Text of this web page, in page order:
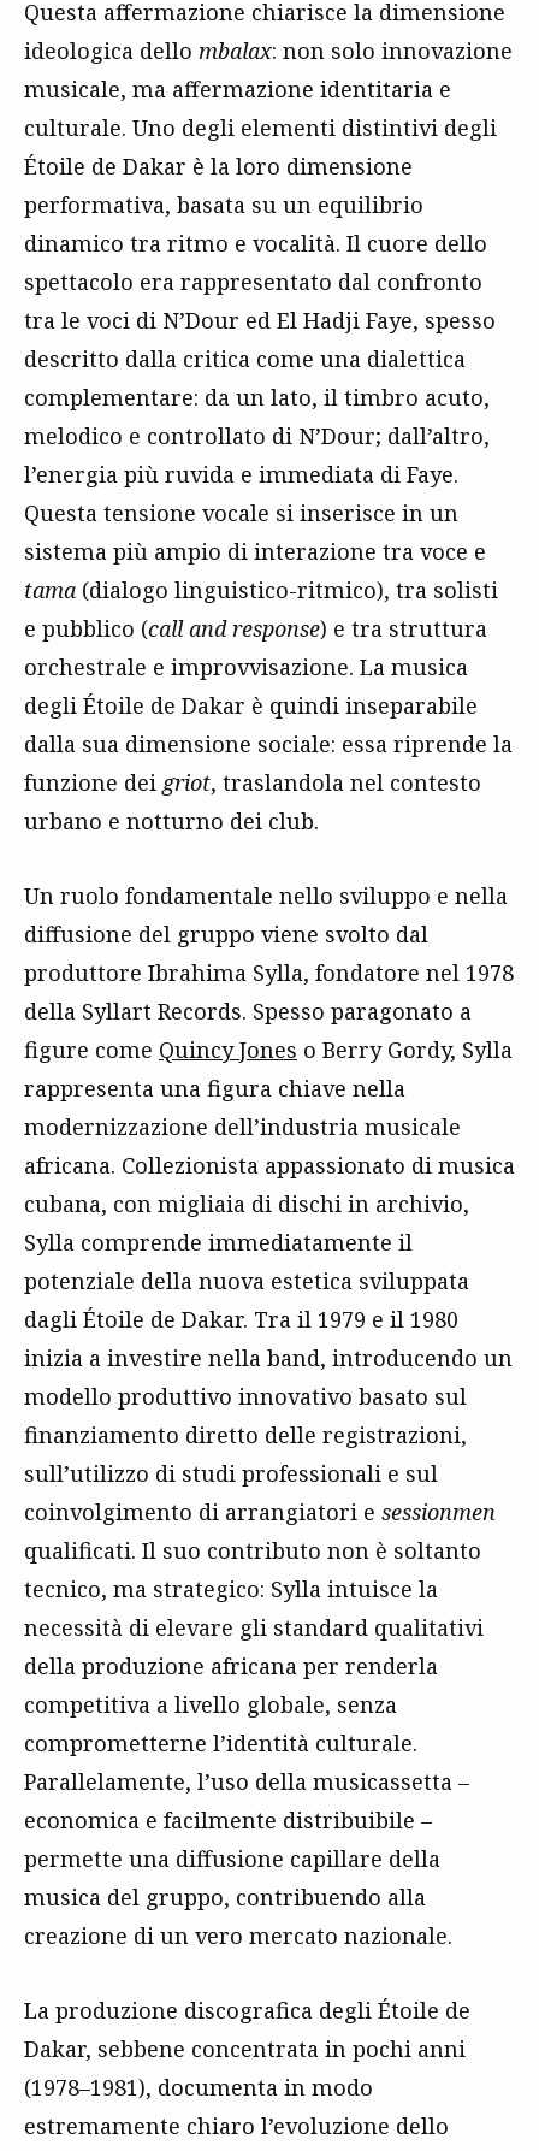
Questa affermazione chiarisce la dimensione
ideologica dello mbalax: non solo innovazione
musicale, ma affermazione identitaria e
culturale. Uno degli elementi distintivi degli
Étoile de Dakar è la loro dimensione
performativa, basata su un equilibrio
dinamico tra ritmo e vocalità. Il cuore dello
spettacolo era rappresentato dal confronto
tra le voci di N’Dour ed El Hadji Faye, spesso
descritto dalla critica come una dialettica
complementare: da un lato, il timbro acuto,
melodico e controllato di N’Dour; dall’altro,
l’energia più ruvida e immediata di Faye.
Questa tensione vocale si inserisce in un
sistema più ampio di interazione tra voce e
tama (dialogo linguistico-ritmico), tra solisti
e pubblico (call and response) e tra struttura
orchestrale e improvvisazione. La musica
degli Étoile de Dakar è quindi inseparabile
dalla sua dimensione sociale: essa riprende la
funzione dei griot, traslandola nel contesto
urbano e notturno dei club.
Un ruolo fondamentale nello sviluppo e nella
diffusione del gruppo viene svolto dal
produttore Ibrahima Sylla, fondatore nel 1978
della Syllart Records. Spesso paragonato a
figure come Quincy Jones o Berry Gordy, Sylla
rappresenta una figura chiave nella
modernizzazione dell’industria musicale
africana. Collezionista appassionato di musica
cubana, con migliaia di dischi in archivio,
Sylla comprende immediatamente il
potenziale della nuova estetica sviluppata
dagli Étoile de Dakar. Tra il 1979 e il 1980
inizia a investire nella band, introducendo un
modello produttivo innovativo basato sul
finanziamento diretto delle registrazioni,
sull’utilizzo di studi professionali e sul
coinvolgimento di arrangiatori e sessionmen
qualificati. Il suo contributo non è soltanto
tecnico, ma strategico: Sylla intuisce la
necessità di elevare gli standard qualitativi
della produzione africana per renderla
competitiva a livello globale, senza
comprometterne l’identità culturale.
Parallelamente, l’uso della musicassetta –
economica e facilmente distribuibile –
permette una diffusione capillare della
musica del gruppo, contribuendo alla
creazione di un vero mercato nazionale.
La produzione discografica degli Étoile de
Dakar, sebbene concentrata in pochi anni
(1978–1981), documenta in modo
estremamente chiaro l’evoluzione dello